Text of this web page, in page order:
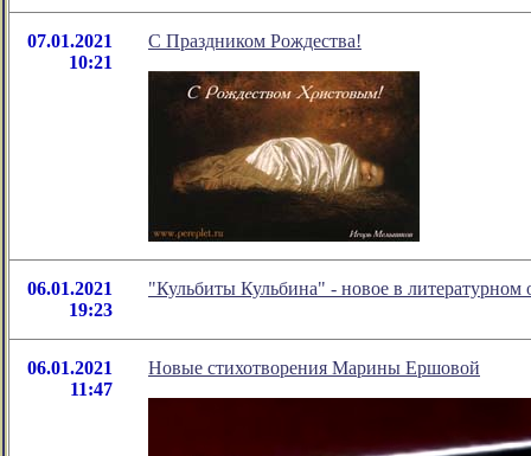
07.01.2021
10:21
С Праздником Рождества!
06.01.2021
19:23
"Кульбиты Кульбина" - новое в
06.01.2021
11:47
Новые стихотворения Марины Ершовой